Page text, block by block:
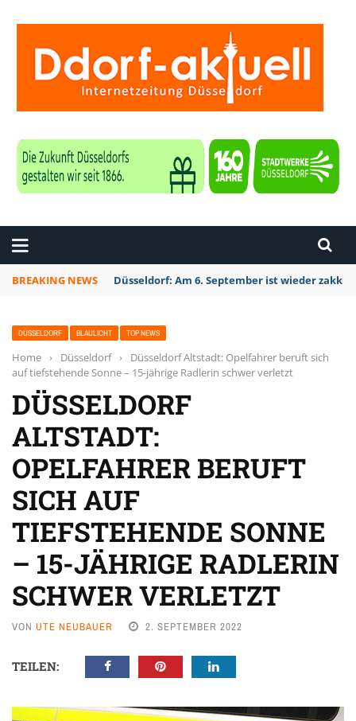
BREAKING NEWS Düsseldorf: Am 6. September ist wieder zakk
DÜSSELDORF BLAULICHT TOP NEWS
Home › Düsseldorf ›
Düsseldorf Altstadt: Opelfahrer beruft sich
auf tiefstehende Sonne – 15-jährige Radlerin schwer verletzt
DÜSSELDORF
ALTSTADT:
OPELFAHRER BERUFT
SICH AUF
TIEFSTEHENDE SONNE
– 15-JÄHRIGE RADLERIN
SCHWER VERLETZT
VON UTE NEUBAUER 2. SEPTEMBER 2022
TEILEN: